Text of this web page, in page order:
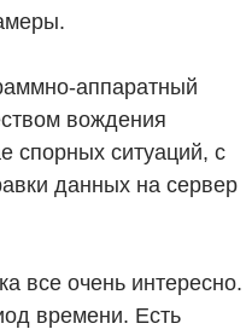
аппаратный
вождения
спорных ситуаций, с
данных на сервер
все очень интересно.
времени. Есть